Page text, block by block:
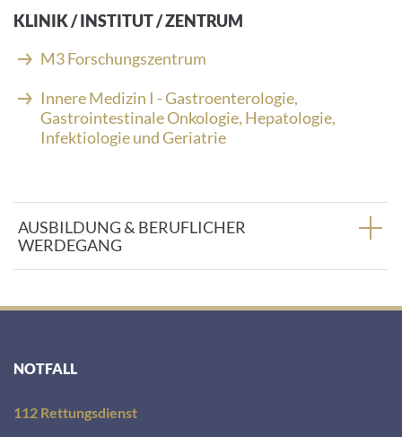
i
l
-
A
r
e
s
:
KLINIK / INSTITUT / ZENTRUM
M3 Forschungszentrum
Innere Medizin I - Gastroenterologie,
Gastrointestinale Onkologie, Hepatologie,
Infektiologie und Geriatrie
AUSBILDUNG & BERUFLICHER
WERDEGANG
NOTFALL
112 Rettungsdienst